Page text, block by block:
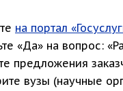
на портал
«Да» на вопрос:
предложения
вузы (научные